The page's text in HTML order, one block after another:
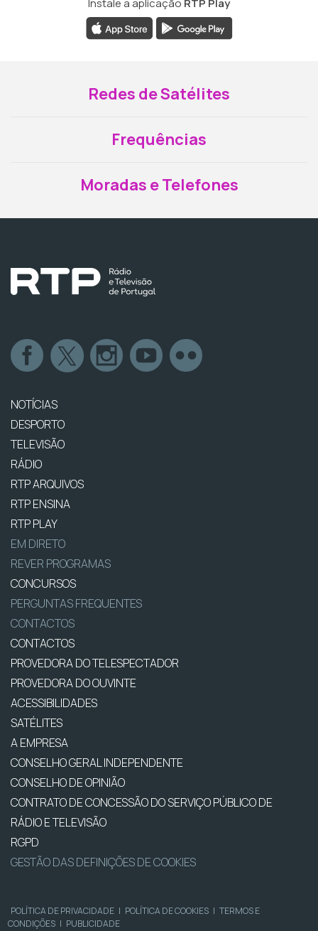
Instale a aplicação RTP Play
Redes de Satélites
Frequências
Moradas e Telefones
NOTÍCIAS
DESPORTO
TELEVISÃO
RÁDIO
RTP ARQUIVOS
RTP ENSINA
RTP PLAY
EM DIRETO
REVER PROGRAMAS
CONCURSOS
PERGUNTAS FREQUENTES
CONTACTOS
CONTACTOS
PROVEDORA DO TELESPECTADOR
PROVEDORA DO OUVINTE
ACESSIBILIDADES
SATÉLITES
A EMPRESA
CONSELHO GERAL INDEPENDENTE
CONSELHO DE OPINIÃO
CONTRATO DE CONCESSÃO DO SERVIÇO PÚBLICO DE
RÁDIO E TELEVISÃO
RGPD
GESTÃO DAS DEFINIÇÕES DE COOKIES
POLÍTICA DE PRIVACIDADE | POLÍTICA DE COOKIES | TERMOS E
CONDIÇÕES | PUBLICIDADE